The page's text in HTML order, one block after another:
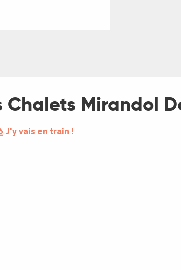
Chalets Mirandol
J'y vais en train !